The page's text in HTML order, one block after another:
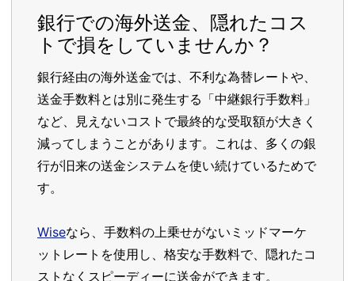
銀行での海外送金、隠れたコス
トで損をしていませんか？
銀行経由の海外送金では、不利な為替レートや、
送金手数料とは別に発生する「中継銀行手数料」
など、見えないコストで最終的な受取額が大きく
減ってしまうことがあります。これは、多くの銀
行が旧来の送金システムを使い続けているためで
す。
Wiseなら、手数料の上乗せがないミッドマーケ
ットレートを使用し、格安な手数料で、隠れたコ
ストなくスピーディーに送金ができます。